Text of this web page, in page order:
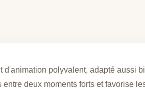
d'animation polyvalent, adapté aussi
deux moments forts et favorise